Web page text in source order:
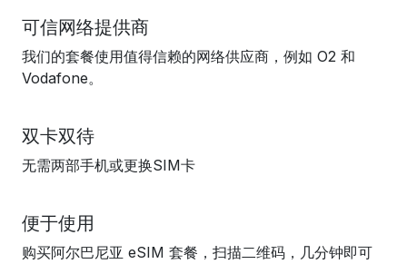
可信网络提供商
我们的套餐使用值得信赖的网络供应商，例如 O2 和
Vodafone。
双卡双待
无需两部手机或更换SIM卡
便于使用
购买阿尔巴尼亚 eSIM 套餐，扫描二维码，几分钟即可